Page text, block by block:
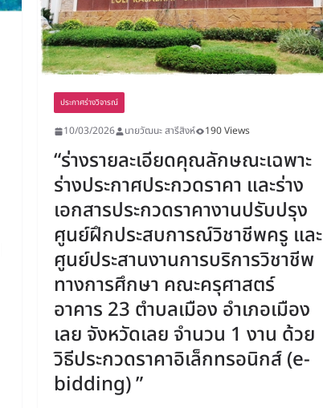
ประกาศร่างวิจารณ์
10/03/2026 นายวัฒนะ สารีสิงห์ 190 Views
“ร่างรายละเอียดคุณลักษณะเฉพาะ
ร่างประกาศประกวดราคา และร่าง
เอกสารประกวดราคางานปรับปรุง
ศูนย์ฝึกประสบการณ์วิชาชีพครู และ
ศูนย์ประสานงานการบริการวิชาชีพ
ทางการศึกษา คณะครุศาสตร์
อาคาร 23 ตำบลเมือง อำเภอเมือง
เลย จังหวัดเลย จำนวน 1 งาน ด้วย
วิธีประกวดราคาอิเล็กทรอนิกส์ (e-
bidding) ”